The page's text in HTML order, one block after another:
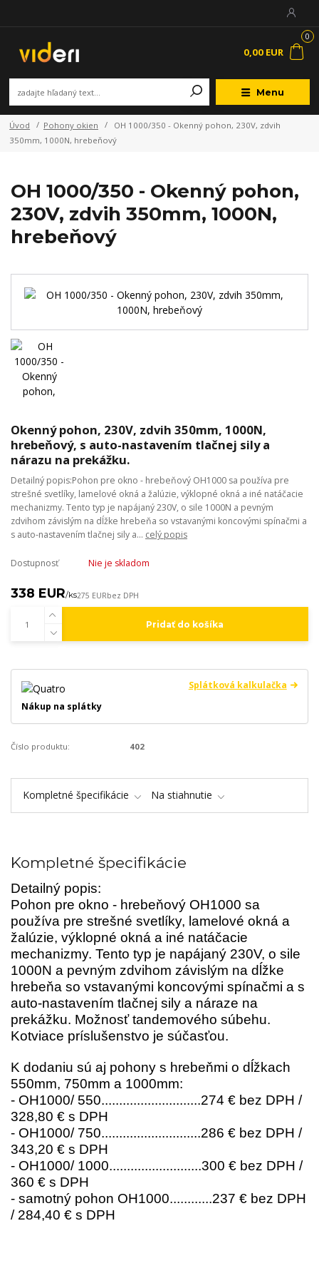
Menu
0
0,00 EUR
Úvod Pohony okien
OH 1000/350 - Okenný pohon, 230V, zdvih
350mm, 1000N, hrebeňový
OH 1000/350 - Okenný pohon,
230V, zdvih 350mm, 1000N,
hrebeňový
Okenný pohon, 230V, zdvih 350mm, 1000N,
hrebeňový, s auto-nastavením tlačnej sily a
nárazu na prekážku.
Detailný popis:Pohon pre okno - hrebeňový OH1000 sa používa pre
strešné svetlíky, lamelové okná a žalúzie, výklopné okná a iné natáčacie
mechanizmy. Tento typ je napájaný 230V, o sile 1000N a pevným
zdvihom závislým na dĺžke hrebeňa so vstavanými koncovými spínačmi a
s auto-nastavením tlačnej sily a... celý popis
Dostupnosť Nie je skladom
338 EUR/ks275 EURbez DPH
Pridať do košíka
Splátková kalkulačka
Nákup na splátky
Číslo produktu: 402
Kompletné špecifikácie Na stiahnutie
Kompletné špecifikácie
Detailný popis:
Pohon pre okno - hrebeňový OH1000 sa
používa pre strešné svetlíky, lamelové okná a
žalúzie, výklopné okná a iné natáčacie
mechanizmy. Tento typ je napájaný 230V, o sile
1000N a pevným zdvihom závislým na dĺžke
hrebeňa so vstavanými koncovými spínačmi a s
auto-nastavením tlačnej sily a náraze na
prekážku. Možnosť tandemového súbehu.
Kotviace príslušenstvo je súčasťou.
K dodaniu sú aj pohony s hrebeňmi o dĺžkach
550mm, 750mm a 1000mm:
- OH1000/ 550............................274 € bez DPH /
328,80 € s DPH
- OH1000/ 750............................286 € bez DPH /
343,20 € s DPH
- OH1000/ 1000..........................300 € bez DPH /
360 € s DPH
- samotný pohon OH1000............237 € bez DPH
/ 284,40 € s DPH